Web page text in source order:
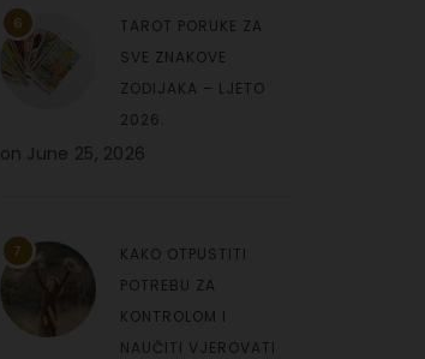
6
TAROT PORUKE ZA
SVE ZNAKOVE
ZODIJAKA – LJETO
2026.
on June 25, 2026
7
KAKO OTPUSTITI
POTREBU ZA
KONTROLOM I
NAUČITI VJEROVATI